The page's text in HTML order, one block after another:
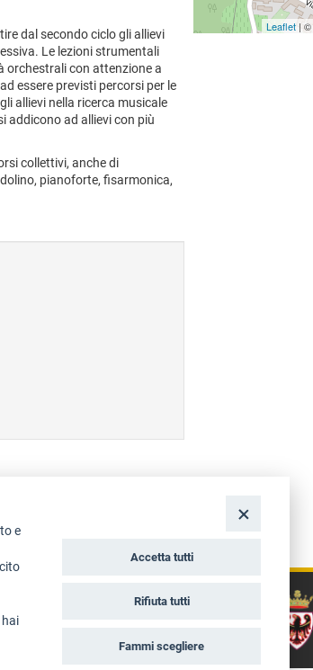
dal secondo ciclo gli allievi
Le lezioni strumentali
orchestrali con attenzione a
essere previsti percorsi per le
allievi nella ricerca musicale
addicono ad allievi con più
collettivi, anche di
pianoforte, fisarmonica,
Leaflet | ©
e Sport
e
hai
Accetta tutti
Rifiuta tutti
Fammi scegliere